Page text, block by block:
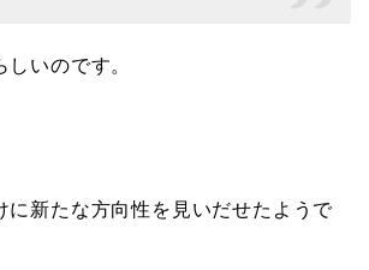
いのです。
に新たな方向性を見いだせたようで